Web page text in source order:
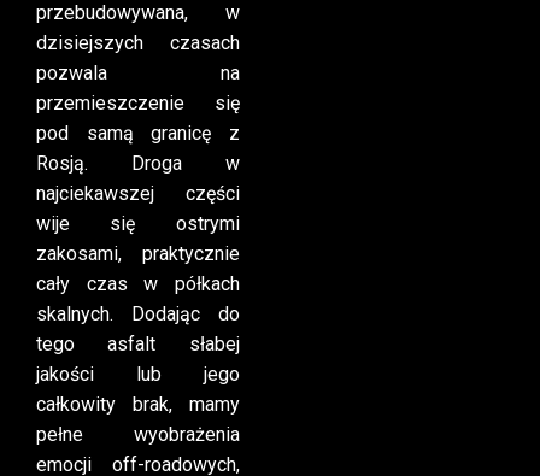
przebudowywana, w
dzisiejszych czasach
pozwala na
przemieszczenie się
pod samą granicę z
Rosją. Droga w
najciekawszej części
wije się ostrymi
zakosami, praktycznie
cały czas w półkach
skalnych. Dodając do
tego asfalt słabej
jakości lub jego
całkowity brak, mamy
pełne wyobrażenia
emocji off-roadowych,